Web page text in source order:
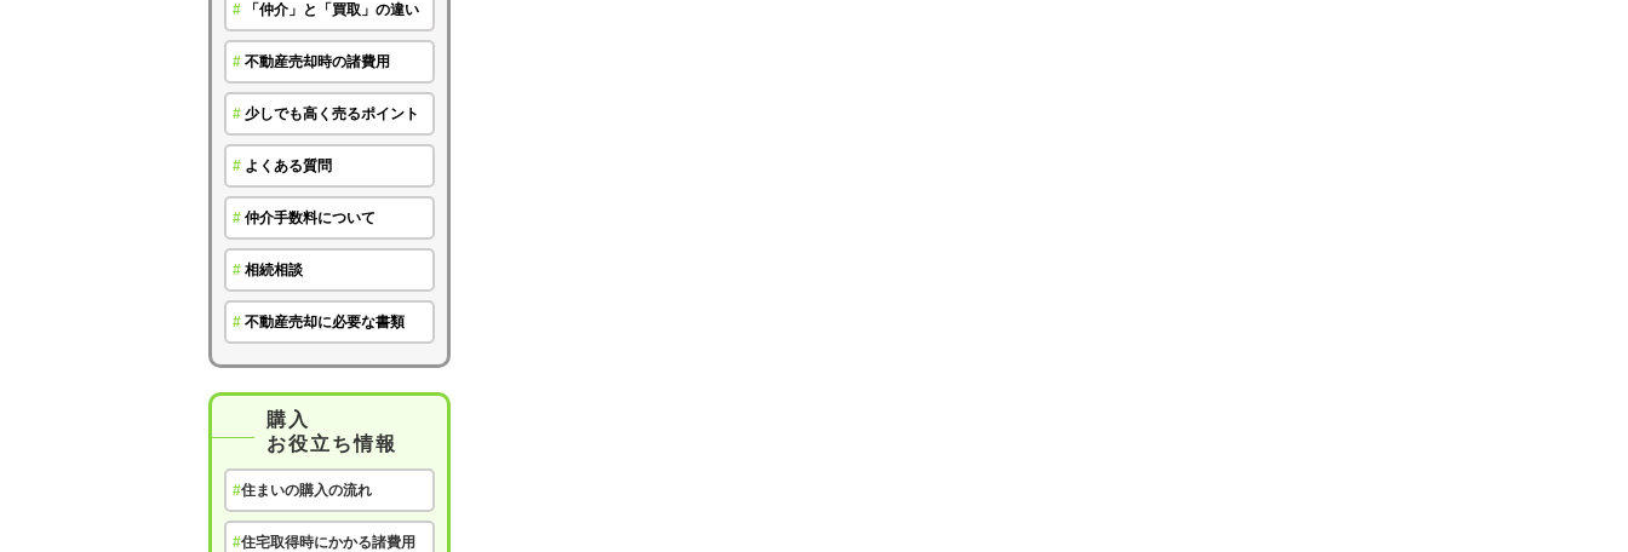
# 「仲介」と「買取」の違い
# 不動産売却時の諸費用
# 少しでも高く売るポイント
# よくある質問
# 仲介手数料について
# 相続相談
# 不動産売却に必要な書類
購入
お役立ち情報
#住まいの購入の流れ
#住宅取得時にかかる諸費用